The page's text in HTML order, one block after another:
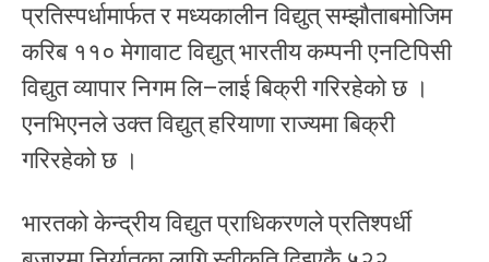
प्रतिस्पर्धामार्फत र मध्यकालीन विद्युत् सम्झौताबमोजिम
करिब ११० मेगावाट विद्युत् भारतीय कम्पनी एनटिपिसी
विद्युत व्यापार निगम लि–लाई बिक्री गरिरहेको छ ।
एनभिएनले उक्त विद्युत् हरियाणा राज्यमा बिक्री
गरिरहेको छ ।
भारतको केन्द्रीय विद्युत प्राधिकरणले प्रतिश्पर्धी